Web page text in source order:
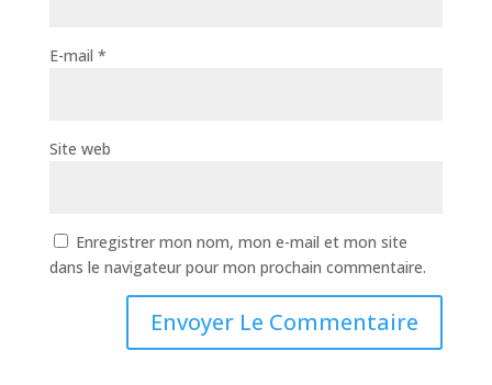
E-mail *
Site web
Enregistrer mon nom, mon e-mail et mon site
dans le navigateur pour mon prochain commentaire.